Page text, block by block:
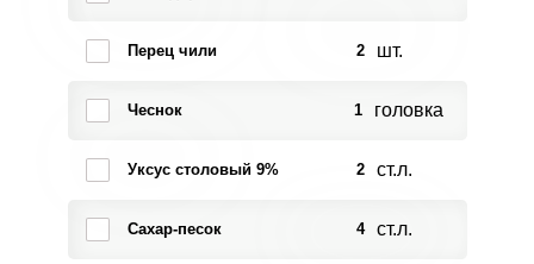
Перец чили 2 шт.
Чеснок 1 головка
Уксус столовый 9% 2 ст.л.
Сахар-песок 4 ст.л.